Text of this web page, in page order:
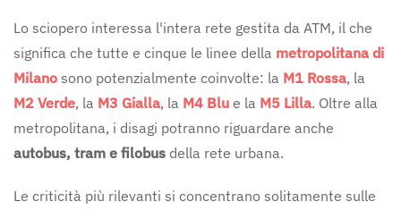
Lo sciopero interessa l'intera rete gestita da ATM, il che
significa che tutte e cinque le linee della metropolitana di
Milano sono potenzialmente coinvolte: la M1 Rossa, la
M2 Verde, la M3 Gialla, la M4 Blu e la M5 Lilla. Oltre alla
metropolitana, i disagi potranno riguardare anche
autobus, tram e filobus della rete urbana.
Le criticità più rilevanti si concentrano solitamente sulle